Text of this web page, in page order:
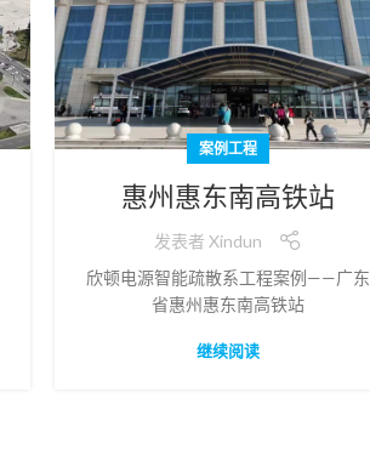
案例工程
惠州惠东南高铁站
发表者 Xindun
欣顿电源智能疏散系工程案例——广东
省惠州惠东南高铁站
继续阅读